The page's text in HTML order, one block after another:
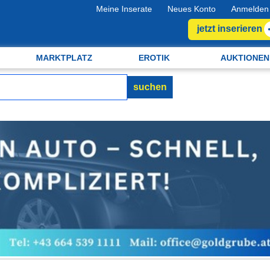
Meine Inserate Neues Konto Anmelden
jetzt inserieren
MARKTPLATZ EROTIK AUKTIONEN
suchen